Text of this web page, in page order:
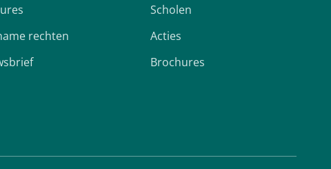
rechten
Scholen
Acties
Brochures